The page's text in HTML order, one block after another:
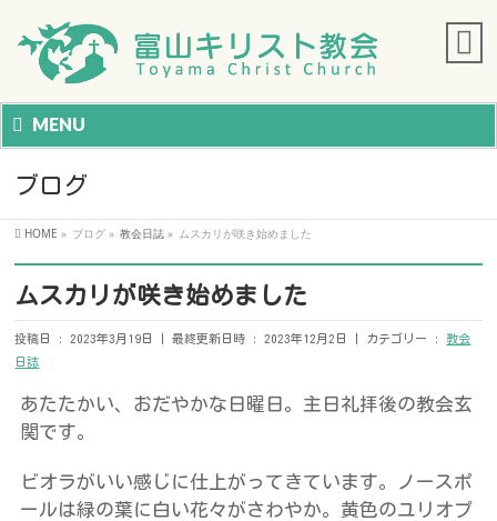
MENU
ブログ
HOME » ブログ » 教会日誌 » ムスカリが咲き始めました
ムスカリが咲き始めました
投稿日 : 2023年3月19日 最終更新日時 : 2023年12月2日 カテゴリー : 教会
日誌
あたたかい、おだやかな日曜日。主日礼拝後の教会玄
関です。
ビオラがいい感じに仕上がってきています。ノースポ
ールは緑の葉に白い花々がさわやか。黄色のユリオプ